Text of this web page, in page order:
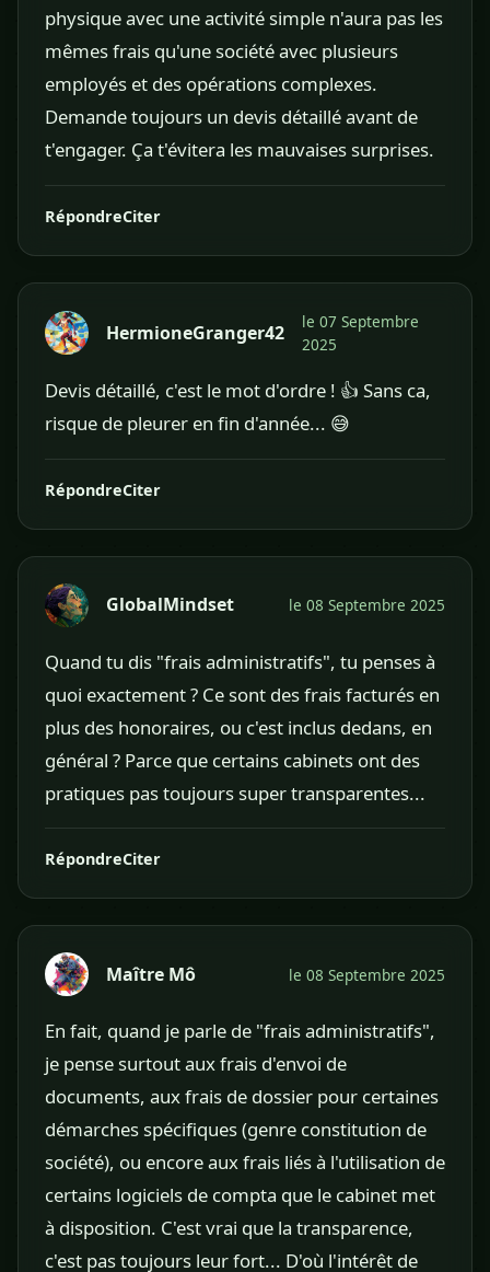
physique avec une activité simple n'aura pas les
mêmes frais qu'une société avec plusieurs
employés et des opérations complexes.
Demande toujours un devis détaillé avant de
t'engager. Ça t'évitera les mauvaises surprises.
RépondreCiter
HermioneGranger42
le 07 Septembre
2025
Devis détaillé, c'est le mot d'ordre ! 👍 Sans ca,
risque de pleurer en fin d'année... 😅
RépondreCiter
GlobalMindset le 08 Septembre 2025
Quand tu dis "frais administratifs", tu penses à
quoi exactement ? Ce sont des frais facturés en
plus des honoraires, ou c'est inclus dedans, en
général ? Parce que certains cabinets ont des
pratiques pas toujours super transparentes...
RépondreCiter
Maître Mô le 08 Septembre 2025
En fait, quand je parle de "frais administratifs",
je pense surtout aux frais d'envoi de
documents, aux frais de dossier pour certaines
démarches spécifiques (genre constitution de
société), ou encore aux frais liés à l'utilisation de
certains logiciels de compta que le cabinet met
à disposition. C'est vrai que la transparence,
c'est pas toujours leur fort... D'où l'intérêt de